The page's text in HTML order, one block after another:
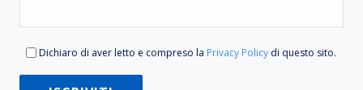
Dichiaro di aver letto e compreso la Privacy Policy di questo sito.